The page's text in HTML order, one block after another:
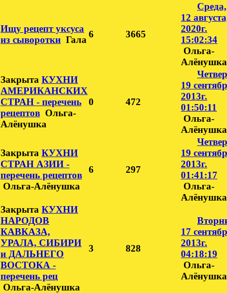
Ищу рецепт уксуса
из сыворотки Гала
6 3665
Среда,
12
2020г.
15:02:34
Ольга-
Алёнушка
Закрыта КУХНИ
АМЕРИКАНСКИХ
СТРАН - перечень
рецептов Ольга-
Алёнушка
0 472
19
2013г.
01:50:11
Ольга-
Алёнушка
Закрыта КУХНИ
СТРАН АЗИИ -
перечень рецептов
Ольга-Алёнушка
6 297
19
2013г.
01:41:17
Ольга-
Алёнушка
Закрыта КУХНИ
НАРОДОВ
КАВКАЗА,
УРАЛА, СИБИРИ
и ДАЛЬНЕГО
ВОСТОКА -
перечень рец
Ольга-Алёнушка
3 828
17
2013г.
04:18:19
Ольга-
Алёнушка